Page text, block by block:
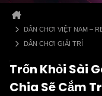
DÂN CHƠI VIỆT NAM –
DÂN CHƠI GIẢI TRÍ
Trốn Khỏi Sài
Chia Sẽ Cắm